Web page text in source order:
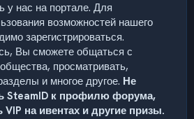
у нас на портале. Для
возможностей нашего
зарегистрироваться.
Вы сможете общаться с
просматривать,
и многое другое. Не
SteamID к профилю форума,
на ивентах и другие призы.